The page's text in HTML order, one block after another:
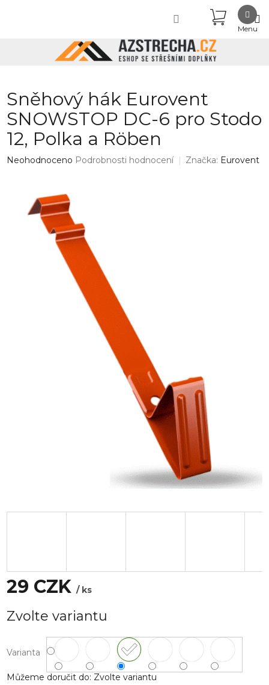
KOŠÍK
Sněhový hák Eurovent
SNOWSTOP DC-6 pro Stodo
12, Polka a Röben
Průměrné
Neohodnoceno Podrobnosti hodnocení Značka: Eurovent
29 CZK/ ks
cena:
Zvolte variantu
Varianta
Můžeme doručit do: Zvolte variantu